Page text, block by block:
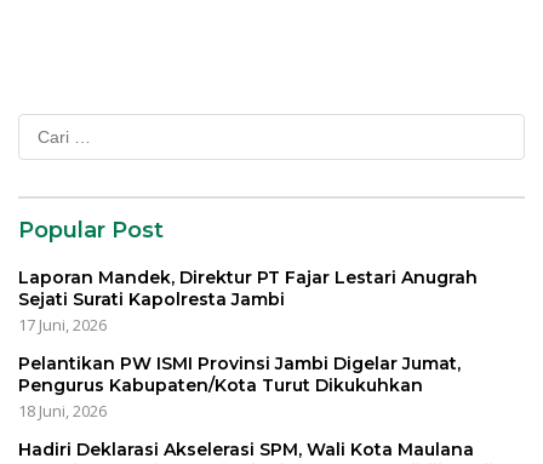
Cari
untuk:
Popular Post
Laporan Mandek, Direktur PT Fajar Lestari Anugrah
Sejati Surati Kapolresta Jambi
17 Juni, 2026
Pelantikan PW ISMI Provinsi Jambi Digelar Jumat,
Pengurus Kabupaten/Kota Turut Dikukuhkan
18 Juni, 2026
Hadiri Deklarasi Akselerasi SPM, Wali Kota Maulana